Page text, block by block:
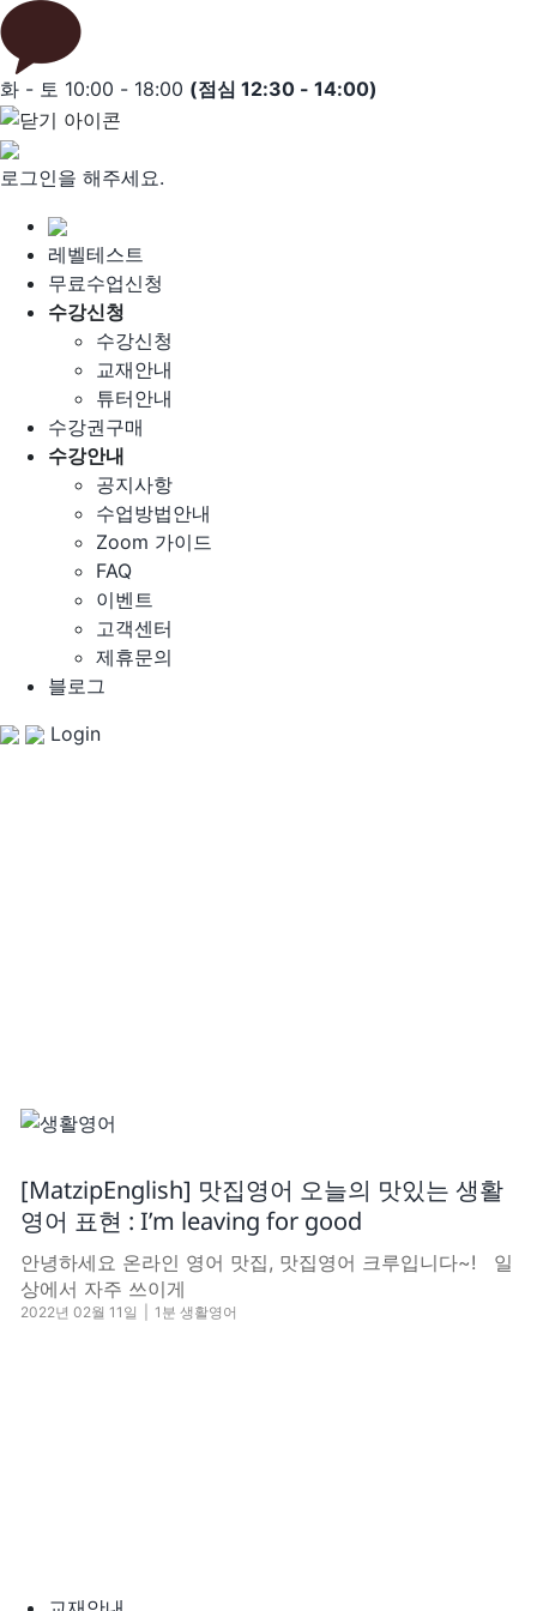
Skip
to
content
화 - 토 10:00 - 18:00 (점심 12:30 - 14:00)
로그인을 해주세요.
레벨테스트
무료수업신청
수강신청
수강신청
교재안내
튜터안내
수강권구매
수강안내
공지사항
수업방법안내
Zoom 가이드
FAQ
이벤트
고객센터
제휴문의
블로그
Login
[MatzipEnglish] 맛집영어 오늘의 맛있는 생활
영어 표현 : I’m leaving for good
안녕하세요 온라인 영어 맛집, 맛집영어 크루입니다~! 일
상에서 자주 쓰이게
2022년 02월 11일 1분 생활영어